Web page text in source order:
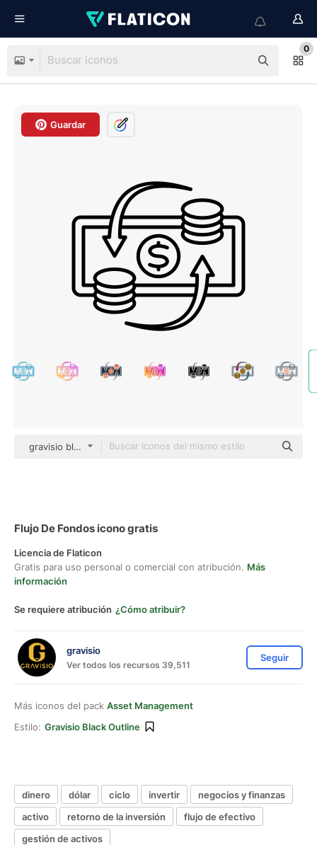
0
Guardar
gravisio black outline
Flujo De Fondos icono gratis
Licencia de Flaticon
Gratis para uso personal o comercial con atribución. Más
información
Se requiere atribución ¿Cómo atribuir?
gravisio
Ver todos los recursos 39,511
Seguir
Más iconos del pack Asset Management
Estilo: Gravisio Black Outline
dinero dólar ciclo invertir
negocios y finanzas
activo
retorno de la inversión
flujo de efectivo
gestión de activos